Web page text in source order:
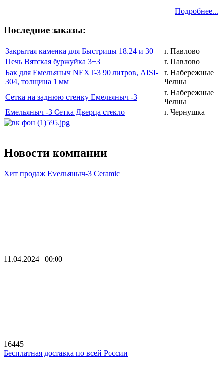
Подробнее...
Последние заказы:
Закрытая каменка для Быстрицы 18,24 и 30
г. Павлово
Печь Вятская буржуйка 3+3
г. Павлово
Бак для Емельяныч NEXT-3 90 литров, AISI-
304, толщина 1 мм
г. Набережные
Челны
Сетка на заднюю стенку Емельяныч -3
г. Набережные
Челны
Емельяныч -3 Сетка Дверца стекло
г. Чернушка
Новости компании
Хит продаж Емельяныч-3 Ceramic
11.04.2024 | 00:00
16445
Бесплатная доставка по всей России